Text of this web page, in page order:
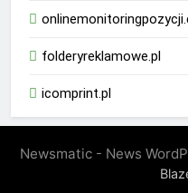
folderyreklamowe.pl
icomprint.pl
Newsmatic - News